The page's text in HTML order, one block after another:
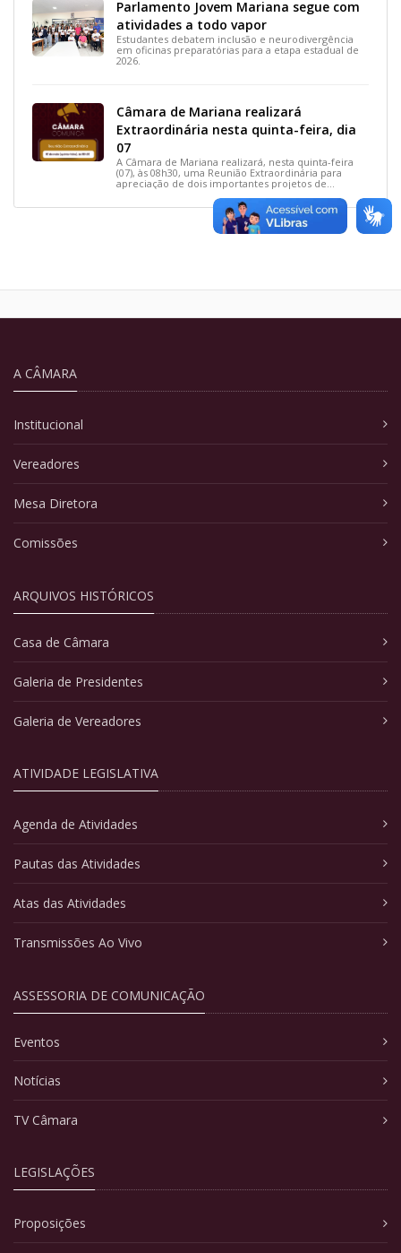
Parlamento Jovem Mariana segue com
atividades a todo vapor
Estudantes debatem inclusão e neurodivergência
em oficinas preparatórias para a etapa estadual de
2026.
Câmara de Mariana realizará
Extraordinária nesta quinta-feira, dia
07
A Câmara de Mariana realizará, nesta quinta-feira
(07), às 08h30, uma Reunião Extraordinária para
apreciação de dois importantes projetos de
A CÂMARA
Institucional
Vereadores
Mesa Diretora
Comissões
ARQUIVOS HISTÓRICOS
Casa de Câmara
Galeria de Presidentes
Galeria de Vereadores
ATIVIDADE LEGISLATIVA
Agenda de Atividades
Pautas das Atividades
Atas das Atividades
Transmissões Ao Vivo
ASSESSORIA DE COMUNICAÇÃO
Eventos
Notícias
TV Câmara
LEGISLAÇÕES
Proposições